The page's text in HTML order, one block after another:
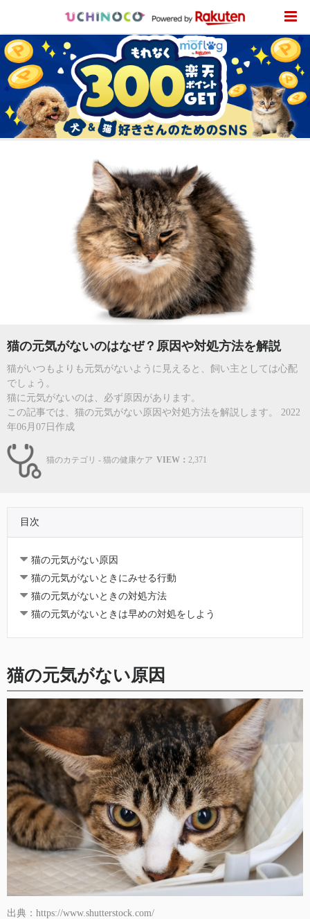
猫の元気がないのはなぜ？原因や対処方法を解説
猫がいつもよりも元気がないように見えると、飼い主としては心配
でしょう。
猫に元気がないのは、必ず原因があります。
この記事では、猫の元気がない原因や対処方法を解説します。 2022
年06月07日作成
猫のカテゴリ - 猫の健康ケア VIEW： 2,371
目次
猫の元気がない原因
猫の元気がないときにみせる行動
猫の元気がないときの対処方法
猫の元気がないときは早めの対処をしよう
猫の元気がない原因
出典：https://www.shutterstock.com/